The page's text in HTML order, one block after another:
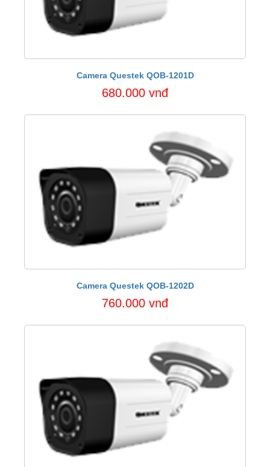
Camera Questek QOB-1201D
680.000 vnđ
Camera Questek QOB-1202D
760.000 vnđ